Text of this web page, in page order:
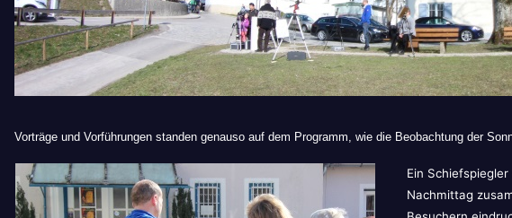
Vorträge und Vorführungen standen genauso auf dem Programm, wie die Beobachtung der
Ein
Nachmittag